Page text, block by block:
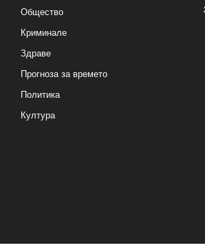
Общество
Криминале
Здраве
Прогноза за времето
Политика
Култура